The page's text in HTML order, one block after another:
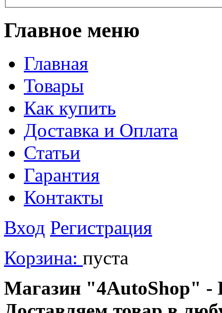
Главное меню
Главная
Товары
Как купить
Доставка и Оплата
Статьи
Гарантия
Контакты
Вход Регистрация
Корзина: пуста
Магазин "4AutoShop" -